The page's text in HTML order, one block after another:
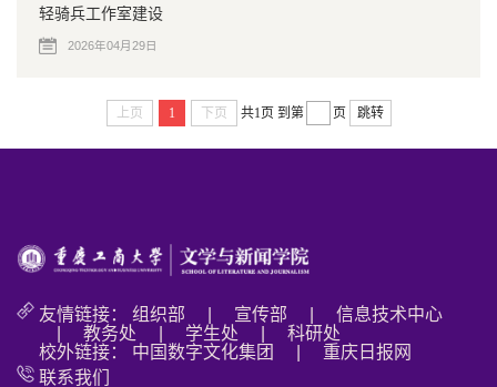
轻骑兵工作室建设
2026年04月29日
上页 1 下页 共1页 到第 页 跳转
友情链接： 组织部 宣传部
信息技术中心
教务处 学生处
科研处
校外链接：
中国数字文化集团
重庆日报网
联系我们